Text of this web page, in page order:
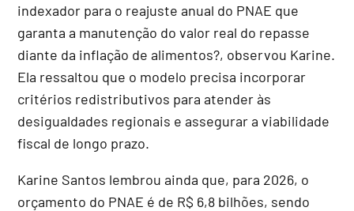
indexador para o reajuste anual do PNAE que
garanta a manutenção do valor real do repasse
diante da inflação de alimentos?, observou Karine.
Ela ressaltou que o modelo precisa incorporar
critérios redistributivos para atender às
desigualdades regionais e assegurar a viabilidade
fiscal de longo prazo.
Karine Santos lembrou ainda que, para 2026, o
orçamento do PNAE é de R$ 6,8 bilhões, sendo